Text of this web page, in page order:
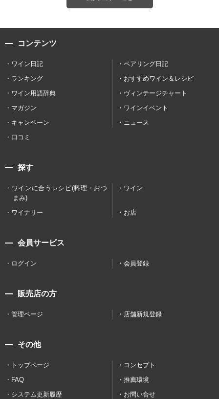
コンテンツ
ワイン日記
ペアリング日記
ランキング
おすすめワイン＆レシピ
ワイン用語辞典
ヴィンテージチャート
マガジン
ワインイベント
キャンペーン
ニュース
口コミ
探す
ワインに合うレシピ(料理・おつ
まみ)
ワイン
ワイナリー お店
会員サービス
ログイン 会員登録
販売店の方
管理ページ 店舗新規登録
その他
トップページ
コンセプト
FAQ
推薦環境
システム更新履歴
お問い合せ